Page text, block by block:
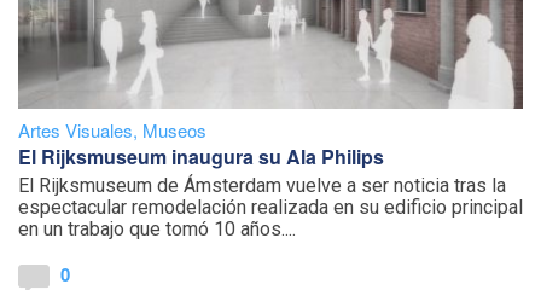
Artes Visuales, Museos
El Rijksmuseum inaugura su Ala Philips
El Rijksmuseum de Ámsterdam vuelve a ser noticia tras la
espectacular remodelación realizada en su edificio principal
en un trabajo que tomó 10 años....
0